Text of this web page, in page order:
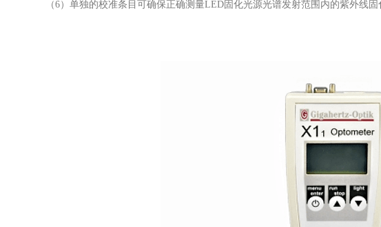
（6）单独的校准条目可确保正确测量LED固化光源光谱发射范围内的紫外线固